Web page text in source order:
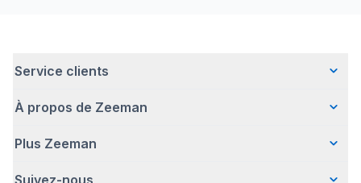
Service clients
Questions fréquentes
Livraison
À propos de Zeeman
Qui sommes-nous ?
Plus Zeeman
Suivez-nous